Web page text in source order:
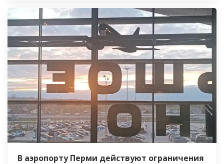
В аэропорту Перми действуют ограничения